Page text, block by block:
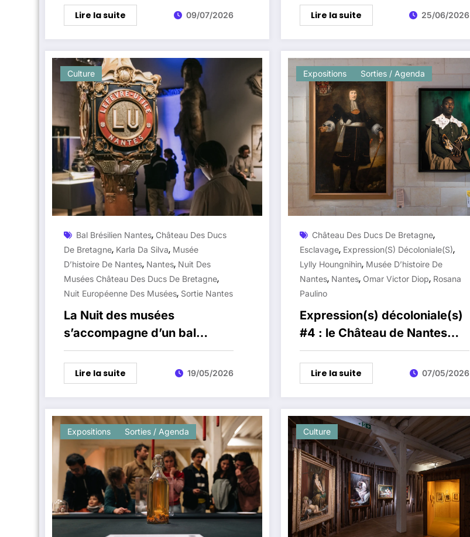
château à Nantes
Lire la suite 09/07/2026 Lire la suite 25/06/2026
Culture
Bal Brésilien Nantes, Château Des Ducs
De Bretagne, Karla Da Silva, Musée
D’histoire De Nantes, Nantes, Nuit Des
Musées Château Des Ducs De Bretagne,
Nuit Européenne Des Musées, Sortie Nantes
La Nuit des musées
s’accompagne d’un bal
brésilien au Château des
ducs de Bretagne
Lire la suite 19/05/2026
Expositions Sorties / Agenda
Château Des Ducs De Bretagne,
Esclavage, Expression(s) Décoloniale(s),
Lylly Houngnihin, Musée D’histoire De
Nantes, Nantes, Omar Victor Diop, Rosana
Paulino
Expression(s) décoloniale(s)
#4 : le Château de Nantes
ouvre un nouveau dialogue
sur l’histoire coloniale
Lire la suite 07/05/2026
Expositions Sorties / Agenda Culture